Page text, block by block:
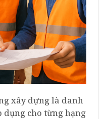
xây dựng là danh
dụng cho từng hạng